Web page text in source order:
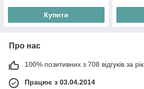
Купити
Про нас
100% позитивних з 708 відгуків за рік
Працює з 03.04.2014